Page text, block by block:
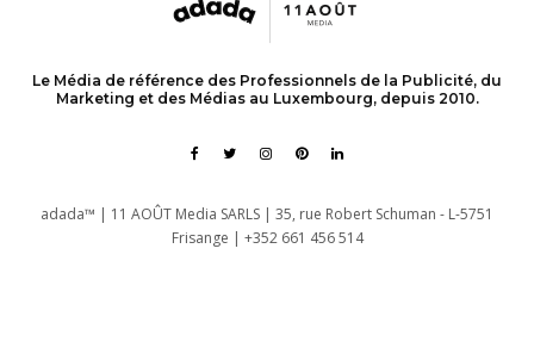
Le Média de référence des Professionnels de la Publicité, du
Marketing et des Médias au Luxembourg, depuis 2010.
adada™ | 11 AOÛT Media SARLS | 35, rue Robert Schuman - L-5751
Frisange | +352 661 456 514